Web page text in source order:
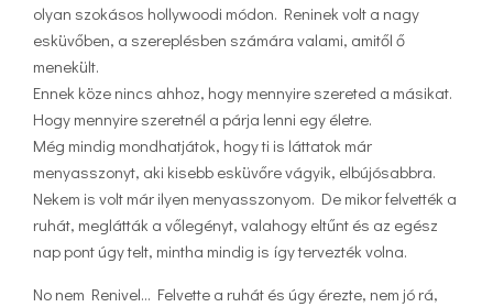
olyan szokásos hollywoodi módon. Reninek volt a nagy
esküvőben, a szereplésben számára valami, amitől ő
menekült.
Ennek köze nincs ahhoz, hogy mennyire szereted a másikat.
Hogy mennyire szeretnél a párja lenni egy életre.
Még mindig mondhatjátok, hogy ti is láttatok már
menyasszonyt, aki kisebb esküvőre vágyik, elbújósabbra.
Nekem is volt már ilyen menyasszonyom. De mikor felvették a
ruhát, meglátták a vőlegényt, valahogy eltűnt és az egész
nap pont úgy telt, mintha mindig is így tervezték volna.
No nem Renivel… Felvette a ruhát és úgy érezte, nem jó rá,